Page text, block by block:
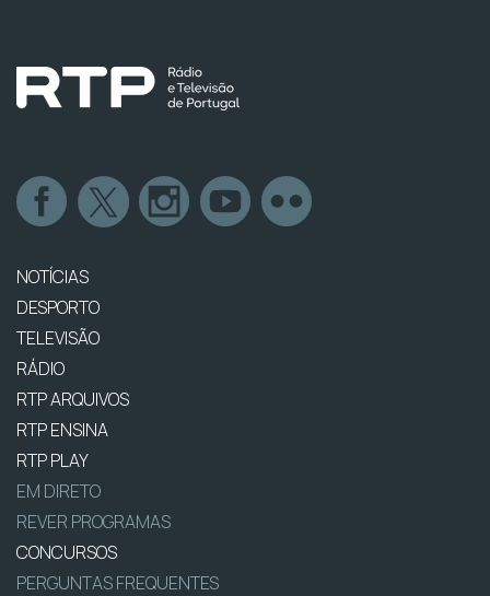
NOTÍCIAS
DESPORTO
TELEVISÃO
RÁDIO
RTP ARQUIVOS
RTP ENSINA
RTP PLAY
EM DIRETO
REVER PROGRAMAS
CONCURSOS
PERGUNTAS FREQUENTES